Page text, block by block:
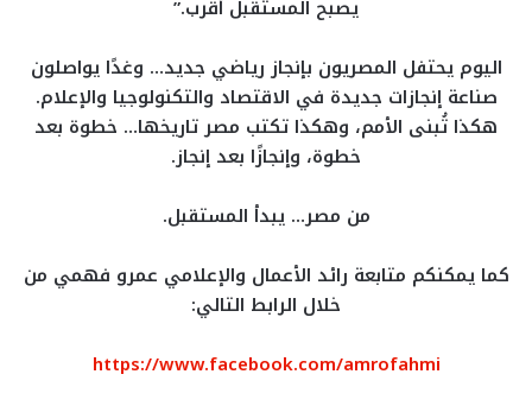
يصبح المستقبل أقرب.”
اليوم يحتفل المصريون بإنجاز رياضي جديد… وغدًا يواصلون
صناعة إنجازات جديدة في الاقتصاد والتكنولوجيا والإعلام.
هكذا تُبنى الأمم، وهكذا تكتب مصر تاريخها… خطوة بعد
خطوة، وإنجازًا بعد إنجاز.
من مصر… يبدأ المستقبل.
كما يمكنكم متابعة رائد الأعمال والإعلامي عمرو فهمي من
خلال الرابط التالي:
https://www.facebook.com/amrofahmi